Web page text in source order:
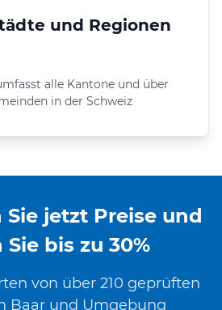
und Regionen
alle Kantone und über
in der Schweiz
jetzt Preise und
bis zu 30%
von über 210 geprüften
Baar und Umgebung